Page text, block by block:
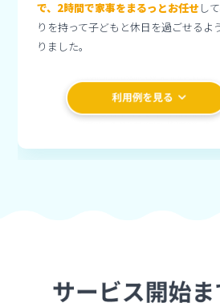
で、2時間で家事をまるっとお任せし
りを持って子どもと休日を過ごせるよ
りました。